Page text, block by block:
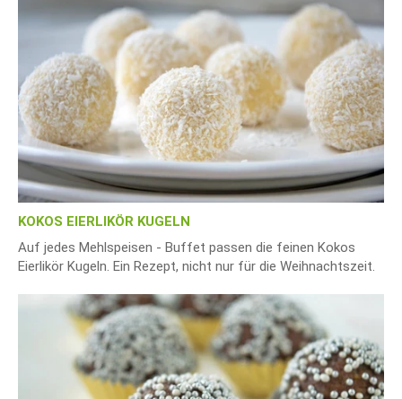
KOKOS EIERLIKÖR KUGELN
Auf jedes Mehlspeisen - Buffet passen die feinen Kokos
Eierlikör Kugeln. Ein Rezept, nicht nur für die Weihnachtszeit.